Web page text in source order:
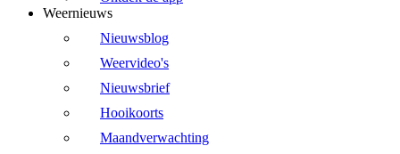
Weernieuws
Nieuwsblog
Weervideo's
Nieuwsbrief
Hooikoorts
Maandverwachting